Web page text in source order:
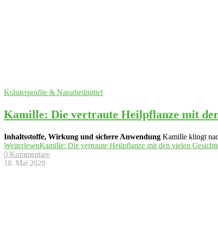
Kräuterprofile & Naturheilmittel
Kamille: Die vertraute Heilpflanze mit
Inhaltsstoffe, Wirkung und sichere Anwendung Kamille klingt
WeiterlesenKamille: Die vertraute Heilpflanze mit den vielen
0 Kommentare
18. Mai 2020